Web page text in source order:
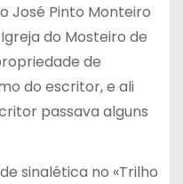
José Pinto Monteiro
do Mosteiro de
de
do escritor, e ali
passava alguns
sinalética no «Trilho